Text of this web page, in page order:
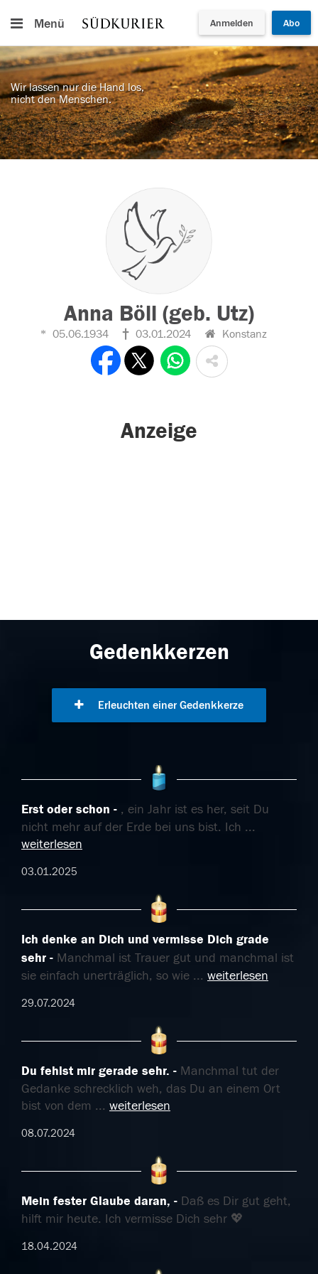
Menü Anmelden Abo
Wir lassen nur die Hand los,
nicht den Menschen.
Anna Böll (geb. Utz)
05.06.1934 03.01.2024 Konstanz
Anzeige
Gedenkkerzen
Erleuchten einer Gedenkkerze
Erst oder schon
, ein Jahr ist es her, seit Du
nicht mehr auf der Erde bei uns bist. Ich ...
weiterlesen
03.01.2025
Ich denke an Dich und vermisse Dich grade
sehr
Manchmal ist Trauer gut und manchmal ist
sie einfach unerträglich, so wie ... weiterlesen
29.07.2024
Du fehlst mir gerade sehr.
Manchmal tut der
Gedanke schrecklich weh, das Du an einem Ort
bist von dem ... weiterlesen
08.07.2024
Mein fester Glaube daran,
Daß es Dir gut geht,
hilft mir heute. Ich vermisse Dich sehr 💖
18.04.2024